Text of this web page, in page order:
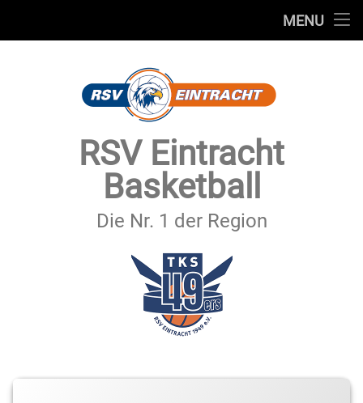
MENU
SECHSTER MANN
IMPRESSUM & DATENSCHUTZ
RSV Eintracht
Basketball
Die Nr. 1 der Region